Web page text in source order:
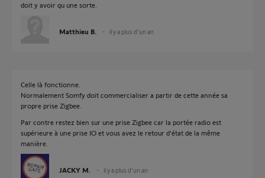
doit y avoir qu une sorte.
Matthieu B. il y a plus d'un an
Celle là fonctionne.
Normalement Somfy doit commercialiser a partir de cette année sa
propre prise Zigbee.
Par contre restez bien sur une prise Zigbee car la portée radio est
supérieure à une prise IO et vous avez le retour d'état de la même
manière.
JACKY M. il y a plus d'un an